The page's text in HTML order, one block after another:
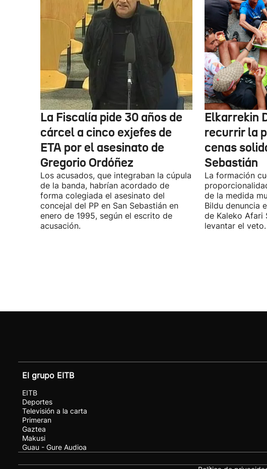
La Fiscalía pide 30 años de
cárcel a cinco exjefes de
ETA por el asesinato de
Gregorio Ordóñez
Los acusados, que integraban la cúpula
de la banda, habrían acordado de
forma colegiada el asesinato del
concejal del PP en San Sebastián en
enero de 1995, según el escrito de
acusación.
Elkarrekin
recurrir la
cenas
Sebastián
La formación
de la medida
Bildu denuncia
de Kaleko Afari
levantar el veto.
El grupo EITB
EITB
Deportes
Televisión a la carta
Primeran
Gaztea
Makusi
Guau - Gure Audioa